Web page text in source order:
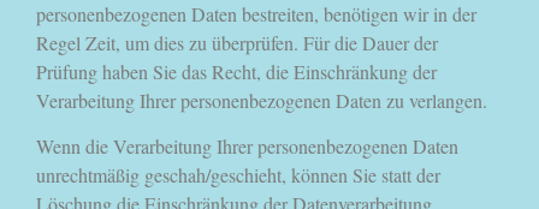
personenbezogenen Daten bestreiten, benötigen wir in der
Regel Zeit, um dies zu überprüfen. Für die Dauer der
Prüfung haben Sie das Recht, die Einschränkung der
Verarbeitung Ihrer personenbezogenen Daten zu verlangen.
Wenn die Verarbeitung Ihrer personenbezogenen Daten
unrechtmäßig geschah/geschieht, können Sie statt der